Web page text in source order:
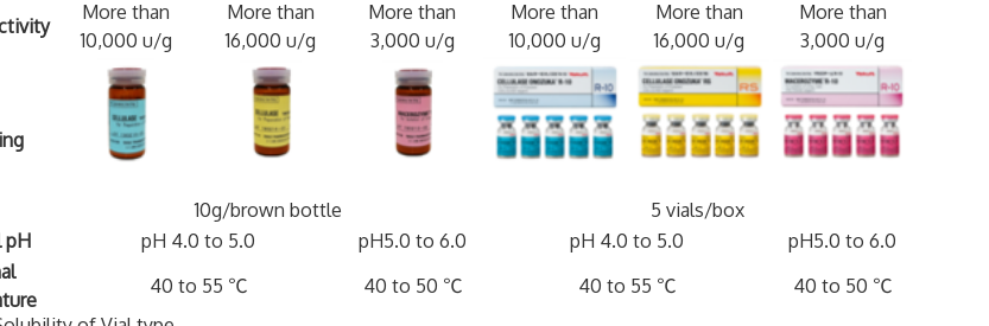
More than
10,000 u/g
More than
16,000 u/g
More than
3,000 u/g
More than
10,000 u/g
More than
16,000 u/g
More than
3,000 u/g
10g/brown bottle
5 vials/box
pH
pH 4.0 to 5.0 pH5.0 to 6.0 pH 4.0 to 5.0
pH5.0 to 6.0
40 to 55 ℃ 40 to 50 ℃ 40 to 55 ℃
40 to 50 ℃